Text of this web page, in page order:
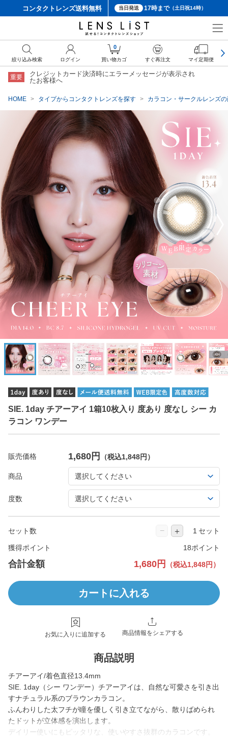
コンタクトレンズ送料無料 当日発送 17時まで（土日祝14時）
重要
クレジットカード決済時にエラーメッセージが表示され
たお客様へ
HOME タイプからコンタクトレンズを探す カラコン・サークルレンズ
SIE. 1day チアーアイ 1箱10枚入り 度あり 度なし シー カ
ラコン ワンデー
販売価格 1,680円 （税込1,848円）
商品
度数
セット数 − ＋ セット
獲得ポイント 18ポイント
合計金額 1,680円 （税込1,848円）
カートに入れる
お気に入りに追加する 商品情報をシェアする
商品説明
チアーアイ/着色直径13.4mm
SIE. 1day（シー ワンデー）チアーアイは、自然な可愛さを引き出
すナチュラル系のブラウンカラコン。
ふんわりした太フチが瞳を優しく引き立てながら、散りばめられ
たドットが立体感を演出します。
デイリー使いにもピッタリな、使いやすさ抜群のカラコンです。
絞り込み検索 ログイン
0
買い物カゴ すぐ再注文 マイ定期便
クーポン詳細